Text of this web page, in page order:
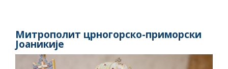
Митрополит црногорско-приморски
Јоаникије